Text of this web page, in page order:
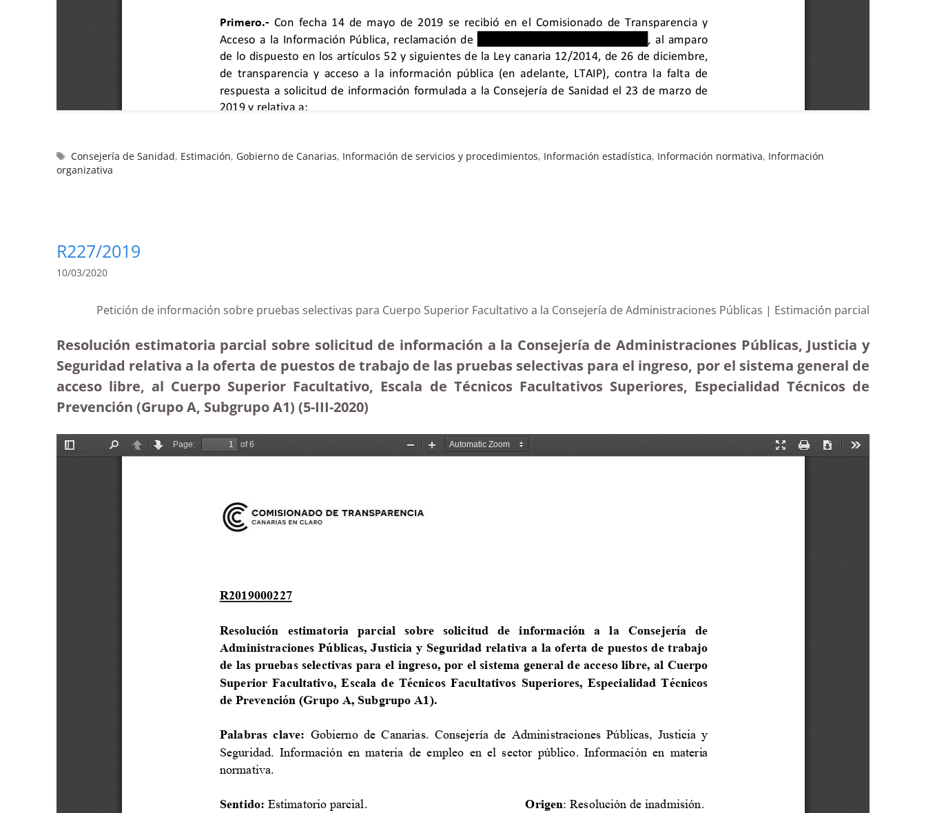
Consejería de Sanidad, Estimación, Gobierno de Canarias, Información de servicios y procedimientos, Información estadística, Información normativa, Información
organizativa
R227/2019
10/03/2020
Petición de información sobre pruebas selectivas para Cuerpo Superior Facultativo a la Consejería de Administraciones Públicas | Estimación parcial
Resolución estimatoria parcial sobre solicitud de información a la Consejería de Administraciones Públicas, Justicia y
Seguridad relativa a la oferta de puestos de trabajo de las pruebas selectivas para el ingreso, por el sistema general de
acceso libre, al Cuerpo Superior Facultativo, Escala de Técnicos Facultativos Superiores, Especialidad Técnicos de
Prevención (Grupo A, Subgrupo A1) (5-III-2020)